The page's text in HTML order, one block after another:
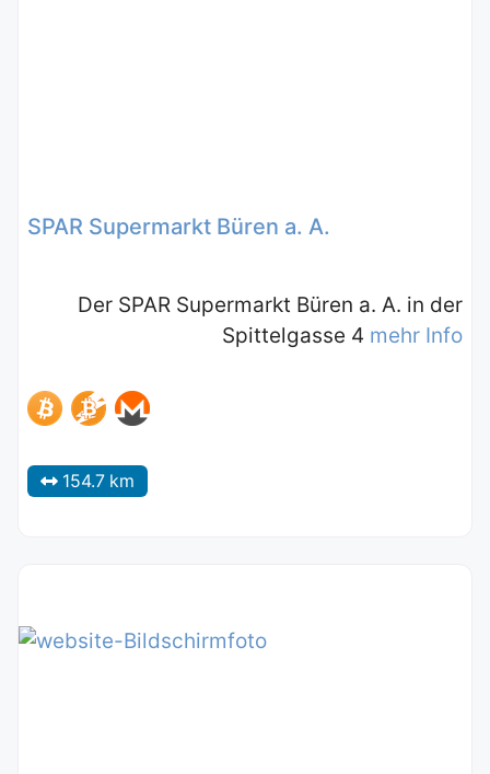
SPAR Supermarkt Büren a. A.
Der SPAR Supermarkt Büren a. A. in der
Spittelgasse 4 mehr Info
154.7 km